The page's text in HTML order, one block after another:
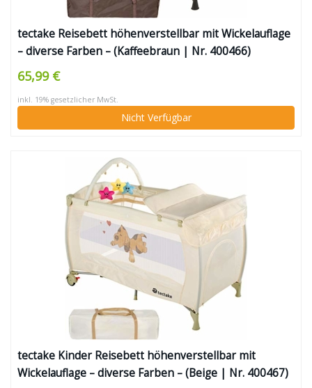
tectake Reisebett höhenverstellbar mit Wickelauflage
– diverse Farben – (Kaffeebraun | Nr. 400466)
65,99 €
inkl. 19% gesetzlicher MwSt.
Nicht Verfügbar
tectake Kinder Reisebett höhenverstellbar mit
Wickelauflage – diverse Farben – (Beige | Nr. 400467)